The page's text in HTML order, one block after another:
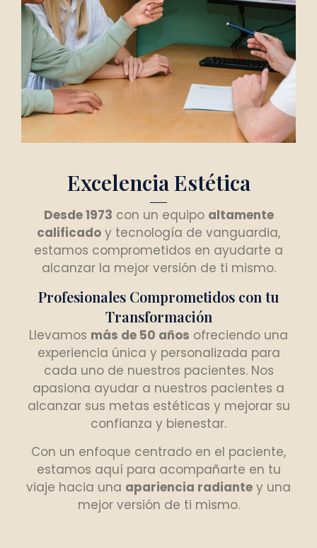
Excelencia Estética
Desde 1973 con un equipo altamente
calificado y tecnología de vanguardia,
estamos comprometidos en ayudarte a
alcanzar la mejor versión de ti mismo.
Profesionales Comprometidos con tu
Transformación
Llevamos más de 50 años ofreciendo una
experiencia única y personalizada para
cada uno de nuestros pacientes. Nos
apasiona ayudar a nuestros pacientes a
alcanzar sus metas estéticas y mejorar su
confianza y bienestar.
Con un enfoque centrado en el paciente,
estamos aquí para acompañarte en tu
viaje hacia una apariencia radiante y una
mejor versión de ti mismo.